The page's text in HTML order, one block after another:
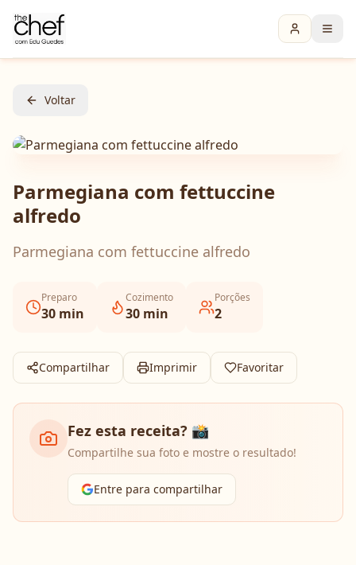
Voltar
Parmegiana com fettuccine
alfredo
Parmegiana com fettuccine alfredo
Preparo
30 min
Cozimento
30 min
Porções
2
Compartilhar Imprimir Favoritar
Fez esta receita? 📸
Compartilhe sua foto e mostre o resultado!
Entre para compartilhar